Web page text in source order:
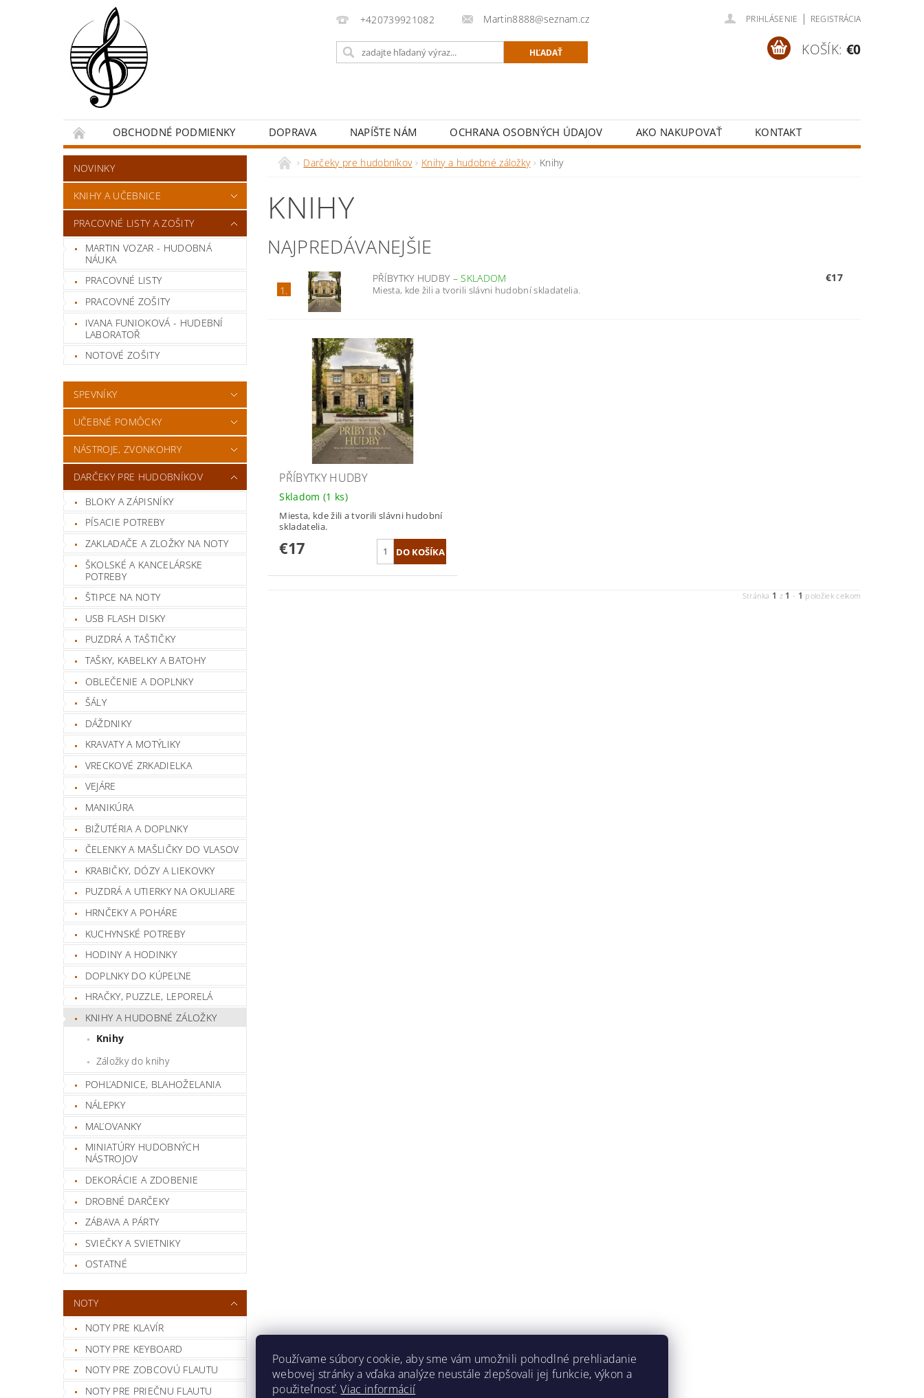
+420739921082 Martin8888@seznam.cz PRIHLÁSENIE | REGISTRÁCIA
KOŠÍK: €0
OBCHODNÉ PODMIENKY DOPRAVA NAPÍŠTE NÁM OCHRANA OSOBNÝCH ÚDAJOV AKO NAKUPOVAŤ KONTAKT
NOVINKY
KNIHY A UČEBNICE
PRACOVNÉ LISTY A ZOŠITY
MARTIN VOZAR - HUDOBNÁ
NÁUKA
PRACOVNÉ LISTY
PRACOVNÉ ZOŠITY
IVANA FUNIOKOVÁ - HUDEBNÍ
LABORATOŘ
NOTOVÉ ZOŠITY
SPEVNÍKY
UČEBNÉ POMÔCKY
NÁSTROJE, ZVONKOHRY
DARČEKY PRE HUDOBNÍKOV
BLOKY A ZÁPISNÍKY
PÍSACIE POTREBY
ZAKLADAČE A ZLOŽKY NA NOTY
ŠKOLSKÉ A KANCELÁRSKE
POTREBY
ŠTIPCE NA NOTY
USB FLASH DISKY
PUZDRÁ A TAŠTIČKY
TAŠKY, KABELKY A BATOHY
OBLEČENIE A DOPLNKY
ŠÁLY
DÁŽDNIKY
KRAVATY A MOTÝLIKY
VRECKOVÉ ZRKADIELKA
VEJÁRE
MANIKÚRA
BIŽUTÉRIA A DOPLNKY
ČELENKY A MAŠLIČKY DO VLASOV
KRABIČKY, DÓZY A LIEKOVKY
PUZDRÁ A UTIERKY NA OKULIARE
HRNČEKY A POHÁRE
KUCHYNSKÉ POTREBY
HODINY A HODINKY
DOPLNKY DO KÚPEĽNE
HRAČKY, PUZZLE, LEPORELÁ
KNIHY A HUDOBNÉ ZÁLOŽKY
Knihy
Záložky do knihy
POHĽADNICE, BLAHOŽELANIA
NÁLEPKY
MAĽOVANKY
MINIATÚRY HUDOBNÝCH
NÁSTROJOV
DEKORÁCIE A ZDOBENIE
DROBNÉ DARČEKY
ZÁBAVA A PÁRTY
SVIEČKY A SVIETNIKY
OSTATNÉ
NOTY
NOTY PRE KLAVÍR
NOTY PRE KEYBOARD
NOTY PRE ZOBCOVÚ FLAUTU
NOTY PRE PRIEČNU FLAUTU
Darčeky pre hudobníkov Knihy a hudobné záložky Knihy
KNIHY
NAJPREDÁVANEJŠIE
1.
PŘÍBYTKY HUDBY –SKLADOM
Miesta, kde žili a tvorili slávni hudobní skladatelia.
€17
PŘÍBYTKY HUDBY
Skladom (1 ks)
Miesta, kde žili a tvorili slávni hudobní
skladatelia.
€17
Stránka 1 z 1 - 1 položiek celkom
Používame súbory cookie, aby sme vám umožnili pohodlné prehliadanie
webovej stránky a vďaka analýze neustále zlepšovali jej funkcie, výkon a
použiteľnosť.Viac informácií